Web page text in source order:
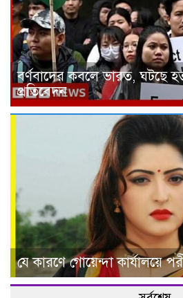
বর্ণবাদের কবলে ভারত, ঘটছে
প্রতিবেদন
যে কারণে গোয়েন্দা কার্যালয়ে